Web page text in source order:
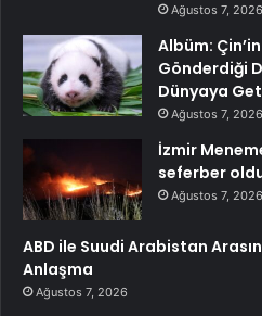
Ağustos 7, 2026
Albüm:
Gönderdiği
Dünyaya
Ağustos 7, 2026
İzmir
seferber
Ağustos 7, 2026
ABD ile Suudi Arabistan
Anlaşma
Ağustos 7, 2026